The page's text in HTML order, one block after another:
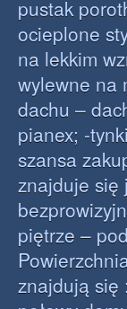
pustak
ocieplone
na lekkim
wylewne na
dachu –
pianex; -
szansa
znajduje się
piętrze –
znajdują się